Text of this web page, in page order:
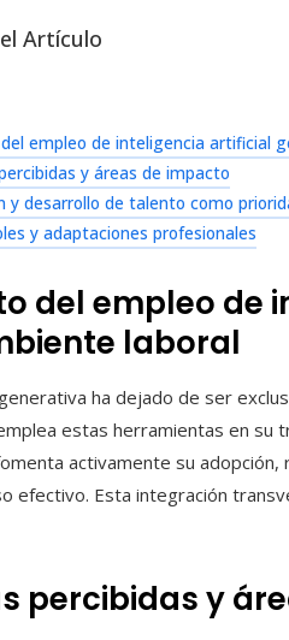
Artículo
empleo de inteligencia artificial
y áreas de impacto
y desarrollo de talento como
y adaptaciones profesionales
del empleo de
laboral
ha dejado de ser
estas herramientas en su
activamente su
efectivo. Esta integración
percibidas y